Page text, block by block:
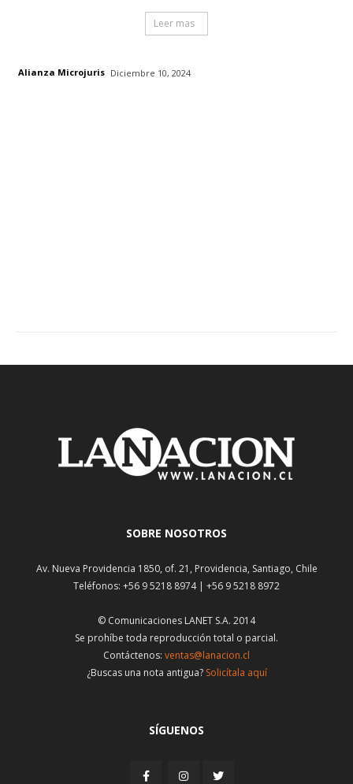
Leer mas
Alianza Microjuris Diciembre 10, 2024
SOBRE NOSOTROS
Av. Nueva Providencia 1850, of. 21, Providencia, Santiago, Chile
Teléfonos: +56 9 5218 8974 | +56 9 5218 8972
© Comunicaciones LANET S.A. 2014
Se prohíbe toda reproducción total o parcial.
Contáctenos: ventas@lanacion.cl
¿Buscas una nota antigua? Solicítala aquí
SÍGUENOS